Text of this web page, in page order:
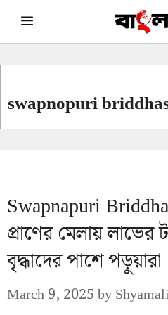
Skip Menu
swapnopuri
Swapnapuri
প্রাণের মেলায় লাভের
বৃদ্ধাদের পাশে পড়ুয়ারা
March 9, 2025by